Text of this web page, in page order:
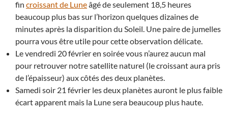
fin croissant de Luneâgé de seulement 18,5 heures
beaucoup plus bas sur l’horizon quelques dizaines de
minutes après la disparition du Soleil. Une paire de jumelles
pourra vous être utile pour cette observation délicate.
Le vendredi 20 février en soirée vous n’aurez aucun mal
pour retrouver notre satellite naturel (le croissant aura pris
de l’épaisseur) aux côtés des deux planètes.
Samedi soir 21 février les deux planètes auront le plus faible
écart apparent mais la Lune sera beaucoup plus haute.